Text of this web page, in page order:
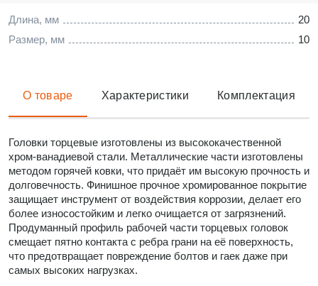
Длина, мм
20
Размер, мм
10
О товаре Характеристики Комплектация
Головки торцевые изготовлены из высококачественной
хром-ванадиевой стали. Металлические части изготовлены
методом горячей ковки, что придаёт им высокую прочность и
долговечность. Финишное прочное хромированное покрытие
защищает инструмент от воздействия коррозии, делает его
более износостойким и легко очищается от загрязнений.
Продуманный профиль рабочей части торцевых головок
смещает пятно контакта с ребра грани на её поверхность,
что предотвращает повреждение болтов и гаек даже при
самых высоких нагрузках.